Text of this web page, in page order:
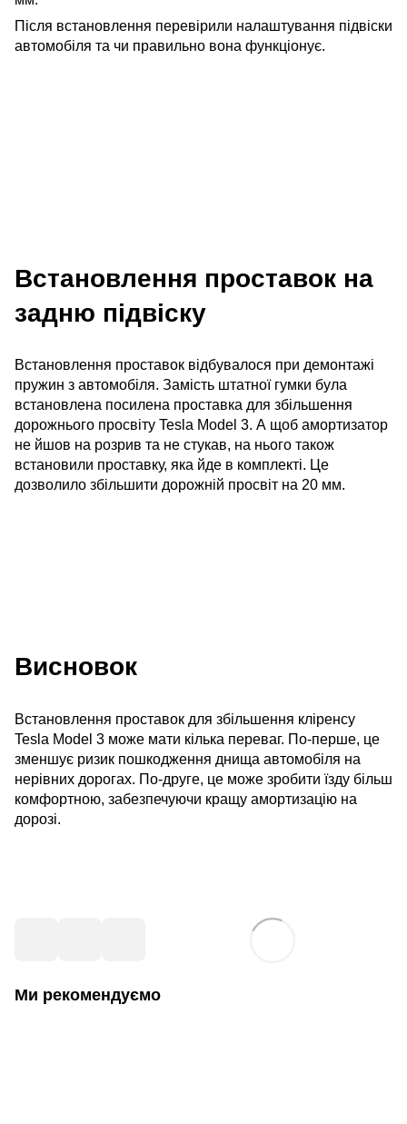
Після встановлення перевірили налаштування підвіски
автомобіля та чи правильно вона функціонує.
Встановлення проставок на
задню підвіску
Встановлення проставок відбувалося при демонтажі
пружин з автомобіля. Замість штатної гумки була
встановлена посилена проставка для збільшення
дорожнього просвіту Tesla Model 3. А щоб амортизатор
не йшов на розрив та не стукав, на нього також
встановили проставку, яка йде в комплекті. Це
дозволило збільшити дорожній просвіт на 20 мм.
Висновок
Встановлення проставок для збільшення кліренсу
Tesla Model 3 може мати кілька переваг. По-перше, це
зменшує ризик пошкодження днища автомобіля на
нерівних дорогах. По-друге, це може зробити їзду більш
комфортною, забезпечуючи кращу амортизацію на
дорозі.
Ми рекомендуємо